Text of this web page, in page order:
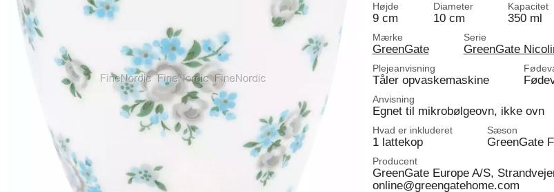
Højde
9 cm
Diameter
10 cm
Kapacitet
350 ml
Mærke
GreenGate
Serie
GreenGate
Plejeanvisning
Tåler opvaskemaskine
Anvisning
Egnet til mikrobølgeovn, ikke ovn
Hvad er inkluderet
1 lattekop
Sæson
GreenGate
Producent
GreenGate Europe A/S,
online@greengatehome.com